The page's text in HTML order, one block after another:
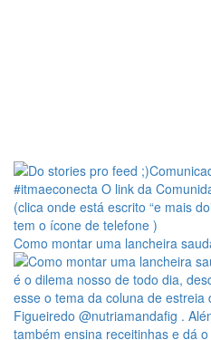
Como montar uma lancheira